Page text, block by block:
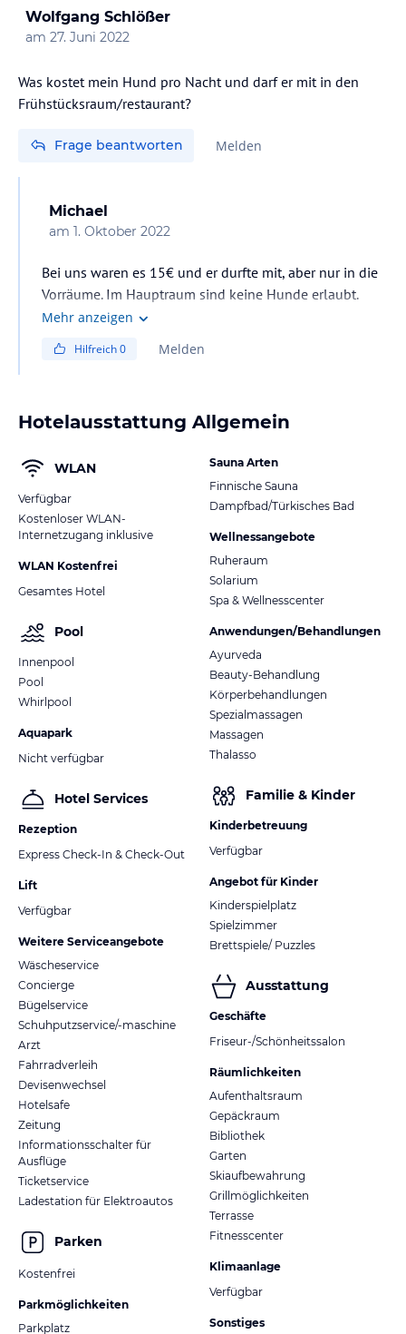
Wolfgang Schlößer
am 27. Juni 2022
Was kostet mein Hund pro Nacht und darf er mit in den
Frühstücksraum/restaurant?
Frage beantworten Melden
Michael
am 1. Oktober 2022
Bei uns waren es 15€ und er durfte mit, aber nur in die
Vorräume. Im Hauptraum sind keine Hunde erlaubt.
Mehr anzeigen
Hilfreich0 Melden
Hotelausstattung Allgemein
WLAN
Verfügbar
Kostenloser WLAN-
Internetzugang inklusive
WLAN Kostenfrei
Gesamtes Hotel
Pool
Innenpool
Pool
Whirlpool
Aquapark
Nicht verfügbar
Hotel Services
Rezeption
Express Check-In & Check-Out
Lift
Verfügbar
Weitere Serviceangebote
Wäscheservice
Concierge
Bügelservice
Schuhputzservice/-maschine
Arzt
Fahrradverleih
Devisenwechsel
Hotelsafe
Zeitung
Informationsschalter für
Ausflüge
Ticketservice
Ladestation für Elektroautos
Parken
Kostenfrei
Parkmöglichkeiten
Parkplatz
Sauna Arten
Finnische Sauna
Dampfbad/Türkisches Bad
Wellnessangebote
Ruheraum
Solarium
Spa & Wellnesscenter
Anwendungen/Behandlungen
Ayurveda
Beauty-Behandlung
Körperbehandlungen
Spezialmassagen
Massagen
Thalasso
Familie & Kinder
Kinderbetreuung
Verfügbar
Angebot für Kinder
Kinderspielplatz
Spielzimmer
Brettspiele/ Puzzles
Ausstattung
Geschäfte
Friseur-/Schönheitssalon
Räumlichkeiten
Aufenthaltsraum
Gepäckraum
Bibliothek
Garten
Skiaufbewahrung
Grillmöglichkeiten
Terrasse
Fitnesscenter
Klimaanlage
Verfügbar
Sonstiges